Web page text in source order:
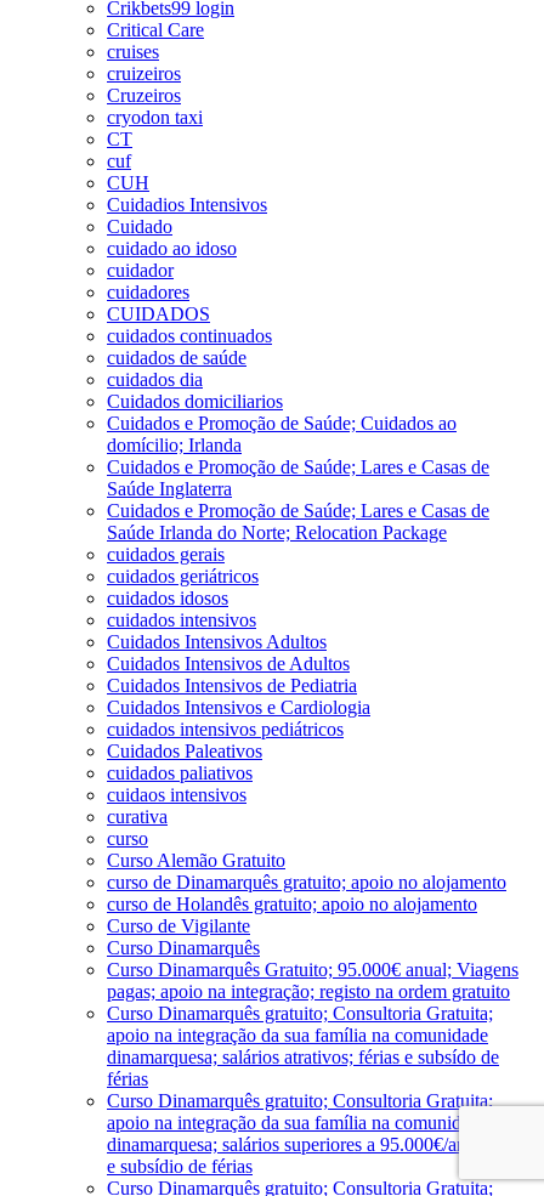
Crikbets99 login
Critical Care
cruises
cruizeiros
Cruzeiros
cryodon taxi
CT
cuf
CUH
Cuidadios Intensivos
Cuidado
cuidado ao idoso
cuidador
cuidadores
CUIDADOS
cuidados continuados
cuidados de saúde
cuidados dia
Cuidados domiciliarios
Cuidados e Promoção de Saúde; Cuidados ao
domícilio; Irlanda
Cuidados e Promoção de Saúde; Lares e Casas de
Saúde Inglaterra
Cuidados e Promoção de Saúde; Lares e Casas de
Saúde Irlanda do Norte; Relocation Package
cuidados gerais
cuidados geriátricos
cuidados idosos
cuidados intensivos
Cuidados Intensivos Adultos
Cuidados Intensivos de Adultos
Cuidados Intensivos de Pediatria
Cuidados Intensivos e Cardiologia
cuidados intensivos pediátricos
Cuidados Paleativos
cuidados paliativos
cuidaos intensivos
curativa
curso
Curso Alemão Gratuito
curso de Dinamarquês gratuito; apoio no alojamento
curso de Holandês gratuito; apoio no alojamento
Curso de Vigilante
Curso Dinamarquês
Curso Dinamarquês Gratuito; 95.000€ anual; Viagens
pagas; apoio na integração; registo na ordem gratuito
Curso Dinamarquês gratuito; Consultoria Gratuita;
apoio na integração da sua família na comunidade
dinamarquesa; salários atrativos; férias e subsído de
férias
Curso Dinamarquês gratuito; Consultoria Gratuita;
apoio na integração da sua família na comunidade
dinamarquesa; salários superiores a 95.000€/ano; férias
e subsídio de férias
Curso Dinamarquês gratuito; Consultoria Gratuita;